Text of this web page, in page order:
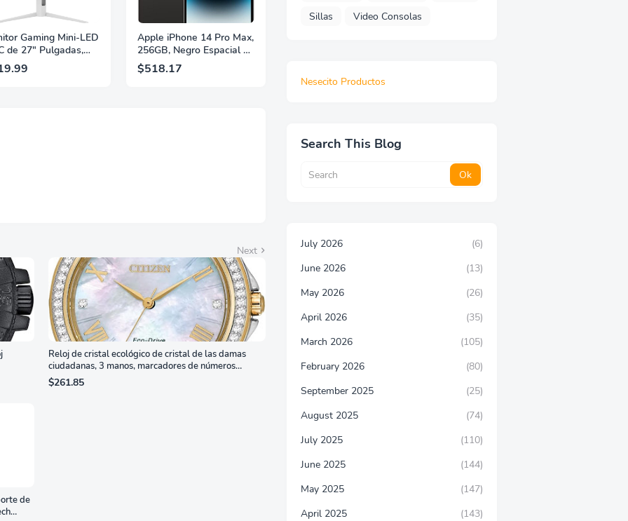
Gaming Mini-LED
de 27" Pulgadas,
2560×1440, 320Hz,
GtG, DisplayHDR,
Apple iPhone 14 Pro Max,
256GB, Negro Espacial -
Desbloqueado
(Renovado)
$518.17
Next
Reloj de cristal ecológico de cristal de las damas
ciudadanas, 3 manos, marcadores de números
romanos, dial de nácar
$261.85
de
Sillas
Video Consolas
Nesecito Productos
Search This Blog
July 2026
(6)
June 2026
(13)
May 2026
(26)
April 2026
(35)
March 2026
(105)
February 2026
(80)
September 2025
(25)
August 2025
(74)
July 2025
(110)
June 2025
(144)
May 2025
(147)
April 2025
(143)